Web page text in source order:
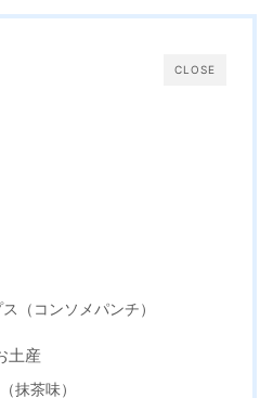
CLOSE
（コンソメパンチ）
土産
抹茶味）